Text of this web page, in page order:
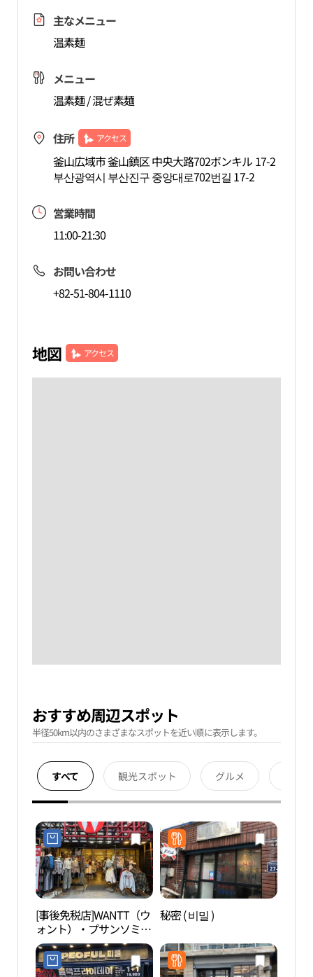
主なメニュー
温素麺
メニュー
温素麺 / 混ぜ素麺
住所 アクセス
釜山広域市 釜山鎮区 中央大路702ボンキル 17-2
부산광역시 부산진구 중앙대로702번길 17-2
営業時間
11:00-21:30
お問い合わせ
+82-51-804-1110
地図 アクセス
おすすめ周辺スポット
半径50km以内のさまざまなスポットを近い順に表示します。
すべて 観光スポット グルメ
[事後免税店]WANTT（ウ
ォント）・プサンソミョ
ン（釜山西面）店(원트
부산서면점)
秘密 ( 비밀 )